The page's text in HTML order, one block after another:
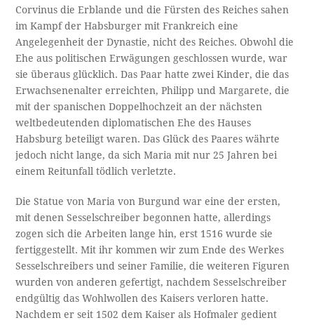
Corvinus die Erblande und die Fürsten des Reiches sahen
im Kampf der Habsburger mit Frankreich eine
Angelegenheit der Dynastie, nicht des Reiches. Obwohl die
Ehe aus politischen Erwägungen geschlossen wurde, war
sie überaus glücklich. Das Paar hatte zwei Kinder, die das
Erwachsenenalter erreichten, Philipp und Margarete, die
mit der spanischen Doppelhochzeit an der nächsten
weltbedeutenden diplomatischen Ehe des Hauses
Habsburg beteiligt waren. Das Glück des Paares währte
jedoch nicht lange, da sich Maria mit nur 25 Jahren bei
einem Reitunfall tödlich verletzte.
Die Statue von Maria von Burgund war eine der ersten,
mit denen Sesselschreiber begonnen hatte, allerdings
zogen sich die Arbeiten lange hin, erst 1516 wurde sie
fertiggestellt. Mit ihr kommen wir zum Ende des Werkes
Sesselschreibers und seiner Familie, die weiteren Figuren
wurden von anderen gefertigt, nachdem Sesselschreiber
endgültig das Wohlwollen des Kaisers verloren hatte.
Nachdem er seit 1502 dem Kaiser als Hofmaler gedient